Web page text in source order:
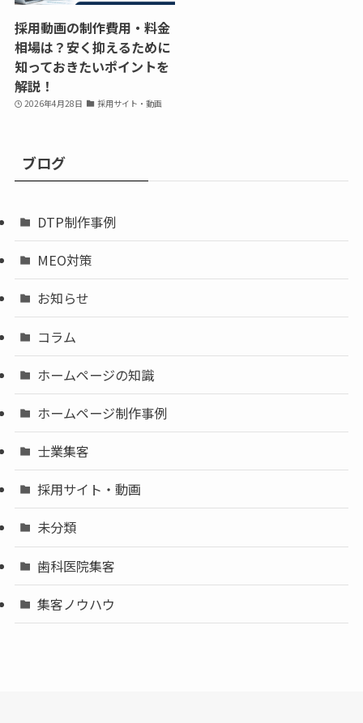
採用動画の制作費用・料金
相場は？安く抑えるために
知っておきたいポイントを
解説！
2026年4月28日 採用サイト・動画
ブログ
DTP制作事例
MEO対策
お知らせ
コラム
ホームページの知識
ホームページ制作事例
士業集客
採用サイト・動画
未分類
歯科医院集客
集客ノウハウ